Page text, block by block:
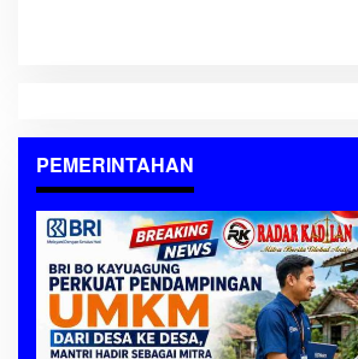
PEMERINTAHAN